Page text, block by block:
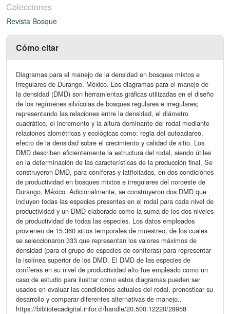
Colecciones
Revista Bosque
Cómo citar
Diagramas para el manejo de la densidad en bosques mixtos e
irregulares de Durango, México. Los diagramas para el manejo de
la densidad (DMD) son herramientas gráficas utilizadas en el diseño
de los regímenes silvícolas de bosques regulares e irregulares;
representando las relaciones entre la densidad, el diámetro
cuadrático, el incremento y la altura dominante del rodal mediante
relaciones alométricas y ecológicas como: regla del autoaclareo,
efecto de la densidad sobre el crecimiento y calidad de sitio. Los
DMD describen eficientemente la estructura del rodal, siendo útiles
en la determinación de las características de la producción final. Se
construyeron DMD, para coníferas y latifoliadas, en dos condiciones
de productividad en bosques mixtos e irregulares del noroeste de
Durango, México. Adicionalmente, se construyeron dos DMD que
incluyen todas las especies presentes en el rodal para cada nivel de
productividad y un DMD elaborado como la suma de los dos niveles
de productividad de todas las especies. Los datos empleados
provienen de 15.360 sitios temporales de muestreo, de los cuales
se seleccionaron 333 que representan los valores máximos de
densidad (para el grupo de especies de coníferas) para representar
la isolínea superior de los DMD. El DMD de las especies de
coníferas en su nivel de productividad alto fue empleado como un
caso de estudio para ilustrar como estos diagramas pueden ser
usados en evaluar las condiciones actuales del rodal, pronosticar su
desarrollo y comparar diferentes alternativas de manejo..
https://bibliotecadigital.infor.cl/handle/20.500.12220/28958